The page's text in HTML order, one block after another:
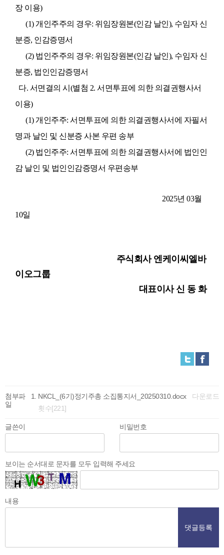
장 이용)
(1)개인주주의 경우: 위임장원본(인감 날인), 수임자 신
분증, 인감증명서
(2) 법인주주의 경우: 위임장원본(인감 날인), 수임자 신
분증, 법인인감증명서
다. 서면결의 시 (별첨 2. 서면투표에 의한 의결권행사서
이용)
(1)개인주주: 서면투표에 의한 의결권행사서에 자필서
명과 날인 및 신분증 사본 우편 송부
(2) 법인주주: 서면투표에 의한 의결권행사서에 법인인
감 날인 및 법인인감증명서 우편송부
2025년 03월
10일
주식회사 엔케이씨엘바
이오그룹
대표이사 신 동 화
첨부파
일
NKCL_(6기)정기주총 소집통지서_20250310.docx
다운로드
횟수[221]
글쓴이 비밀번호
보이는 순서대로 문자를 모두 입력해 주세요
내용
댓글등록